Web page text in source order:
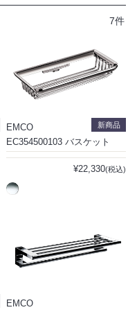
7件
新商品
EMCO
EC354500103 バスケット
¥22,330(税込)
EMCO